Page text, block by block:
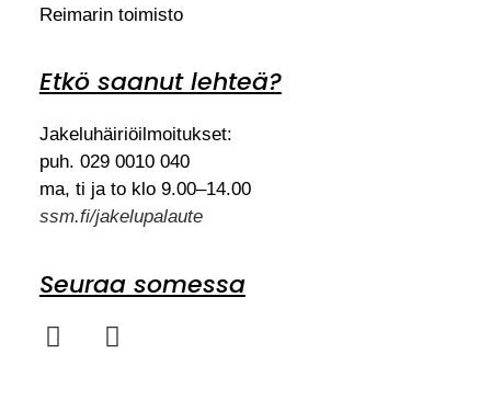
Reimarin toimisto
Etkö saanut lehteä?
Jakeluhäiriöilmoitukset:
puh. 029 0010 040
ma, ti ja to klo 9.00–14.00
ssm.fi/jakelupalaute
Seuraa somessa